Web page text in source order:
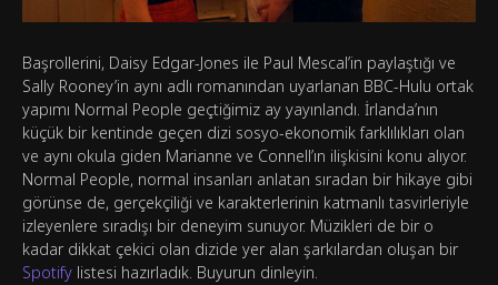
Başrollerini, Daisy Edgar-Jones ile Paul Mescal’in paylaştığı ve
Sally Rooney’in aynı adlı romanından uyarlanan BBC-Hulu ortak
yapımı Normal People geçtiğimiz ay yayınlandı. İrlanda’nın
küçük bir kentinde geçen dizi sosyo-ekonomik farklılıkları olan
ve aynı okula giden Marianne ve Connell’ın ilişkisini konu alıyor.
Normal People, normal insanları anlatan sıradan bir hikaye gibi
görünse de, gerçekçiliği ve karakterlerinin katmanlı tasvirleriyle
izleyenlere sıradışı bir deneyim sunuyor. Müzikleri de bir o
kadar dikkat çekici olan dizide yer alan şarkılardan oluşan bir
Spotify listesi hazırladık. Buyurun dinleyin.